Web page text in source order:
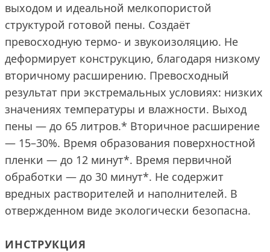
выходом и идеальной мелкопористой
структурой готовой пены. Создаёт
превосходную термо- и звукоизоляцию. Не
деформирует конструкцию, благодаря низкому
вторичному расширению. Превосходный
результат при экстремальных условиях: низких
значениях температуры и влажности. Выход
пены — до 65 литров.* Вторичное расширение
— 15–30%. Время образования поверхностной
пленки — до 12 минут*. Время первичной
обработки — до 30 минут*. Не содержит
вредных растворителей и наполнителей. В
отвержденном виде экологически безопасна.
ИНСТРУКЦИЯ